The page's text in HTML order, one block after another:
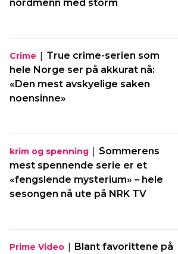
nordmenn med storm
Crime | True crime-serien som
hele Norge ser på akkurat nå:
«Den mest avskyelige saken
noensinne»
krim og spenning | Sommerens
mest spennende serie er et
«fengslende mysterium» – hele
sesongen nå ute på NRK TV
Prime Video | Blant favorittene på